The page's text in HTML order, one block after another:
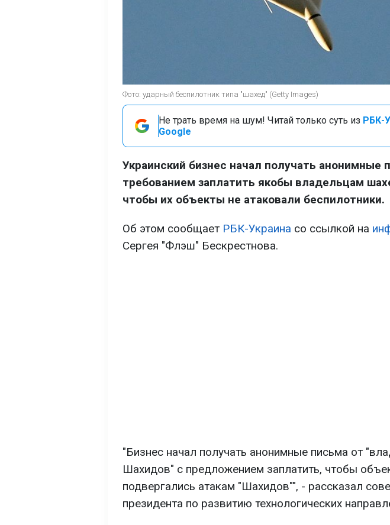
Фото: ударный беспилотник типа "шахед" (Getty Images)
Не трать время на шум! Читай только суть из РБК-
Google
Украинский бизнес начал получать анонимные
требованием заплатить якобы владельцам
чтобы их объекты не атаковали беспилотники.
Об этом сообщает РБК-Украина со ссылкой на
Сергея "Флэш" Бескрестнова.
"Бизнес начал получать анонимные письма от
Шахидов" с предложением заплатить, чтобы
подвергались атакам "Шахидов"", - рассказал
президента по развитию технологических